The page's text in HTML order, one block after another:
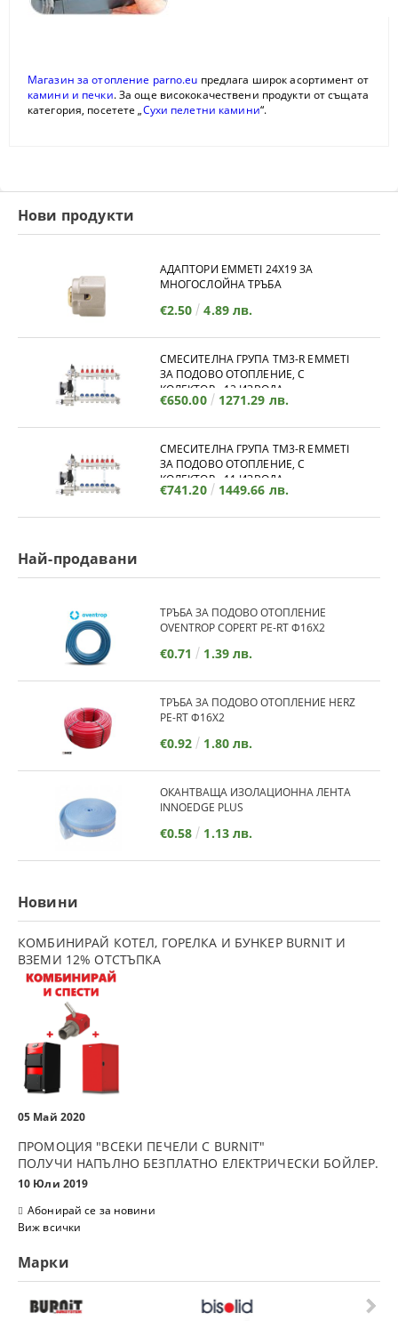
Магазин за отопление parno.eu предлага широк асортимент от
камини и печки. За още висококачествени продукти от същата
категория, посетете „Сухи пелетни камини“.
Нови продукти
АДАПТОРИ EMMETI 24X19 ЗА
МНОГОСЛОЙНА ТРЪБА
€2.50 4.89 лв.
СМЕСИТЕЛНА ГРУПА TM3-R EMMETI
ЗА ПОДОВО ОТОПЛЕНИЕ, С
КОЛЕКТОР - 12 ИЗВОДА
€650.00 1271.29 лв.
СМЕСИТЕЛНА ГРУПА TM3-R EMMETI
ЗА ПОДОВО ОТОПЛЕНИЕ, С
КОЛЕКТОР - 11 ИЗВОДА
€741.20 1449.66 лв.
Най-продавани
ТРЪБА ЗА ПОДОВО ОТОПЛЕНИЕ
OVENTROP COPERT PE-RT Ф16Х2
€0.71 1.39 лв.
ТРЪБА ЗА ПОДОВО ОТОПЛЕНИЕ HERZ
PE-RT Ф16Х2
€0.92 1.80 лв.
ОКАНТВАЩА ИЗОЛАЦИОННА ЛЕНТА
INNOEDGE PLUS
€0.58 1.13 лв.
Новини
КОМБИНИРАЙ КОТЕЛ, ГОРЕЛКА И БУНКЕР BURNIT И
ВЗЕМИ 12% ОТСТЪПКА
05 Май 2020
ПРОМОЦИЯ "ВСЕКИ ПЕЧЕЛИ С BURNIT"
ПОЛУЧИ НАПЪЛНО БЕЗПЛАТНО ЕЛЕКТРИЧЕСКИ БОЙЛЕР.
10 Юли 2019
Абонирай се за новини
Виж всички
Марки